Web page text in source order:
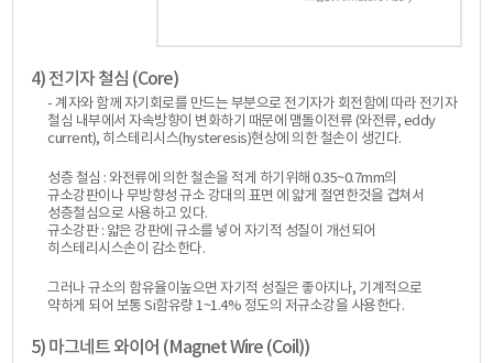
4) 전기자 철심 (Core)
- 계자와 함께 자기회로를 만드는 부분으로 전기자가 회전함에 따라 전기자
철심 내부에서 자속방향이 변화하기 때문에 맴돌이전류 (와전류, eddy
current), 히스테리시스(hysteresis)현상에 의한 철손이 생긴다.
성층 철심 : 와전류에 의한 철손을 적게 하기위해 0.35~0.7mm의
규소강판이나 무방향성 규소 강대의 표면 에 얇게 절연한것을 겹쳐서
성층철심으로 사용하고 있다.
규소강판 : 얇은 강판에 규소를 넣어 자기적 성질이 개선되어
히스테리시스손이 감소한다.
그러나 규소의 함유율이높으면 자기적 성질은 좋아지나, 기계적으로
약하게 되어 보통 Si함유량 1~1.4% 정도의 저규소강을 사용한다.
5) 마그네트 와이어 (Magnet Wire (Coil))